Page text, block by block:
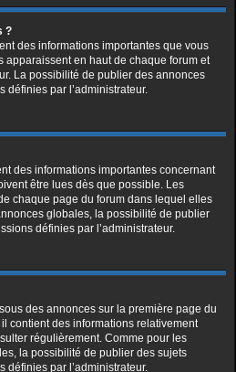
?
des informations importantes que vous
apparaissent en haut de chaque forum et
La possibilité de publier des annonces
définies par l’administrateur.
des informations importantes concernant
être lues dès que possible. Les
chaque page du forum dans lequel elles
globales, la possibilité de publier
définies par l’administrateur.
des annonces sur la première page du
contient des informations relativement
régulièrement. Comme pour les
la possibilité de publier des sujets
définies par l’administrateur.